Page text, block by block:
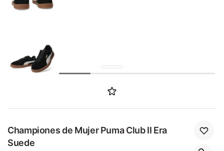
Championes de Mujer Puma Club II Era
Suede